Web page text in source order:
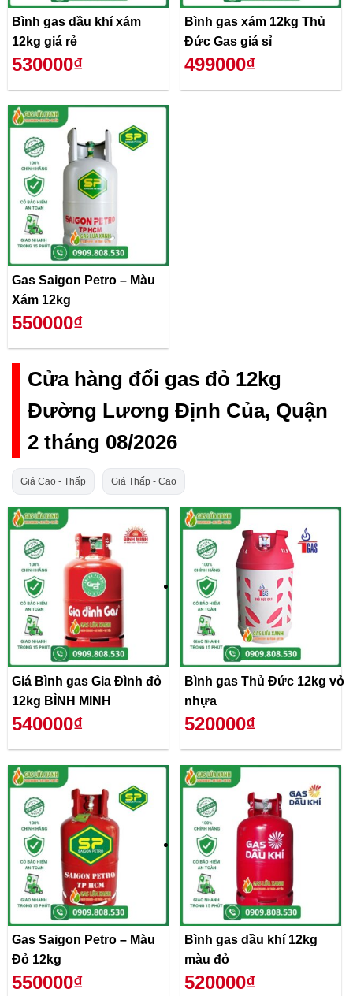
Bình gas dầu khí xám
12kg giá rẻ
530000₫
Bình gas xám 12kg Thủ
Đức Gas giá sỉ
499000₫
Gas Saigon Petro – Màu
Xám 12kg
550000₫
Cửa hàng đổi gas đỏ 12kg
Đường Lương Định Của, Quận
2 tháng 08/2026
Giá Cao - Thấp Giá Thấp - Cao
Giá Bình gas Gia Đình đỏ
12kg BÌNH MINH
540000₫
Bình gas Thủ Đức 12kg vỏ
nhựa
520000₫
Gas Saigon Petro – Màu
Đỏ 12kg
550000₫
Bình gas dầu khí 12kg
màu đỏ
520000₫